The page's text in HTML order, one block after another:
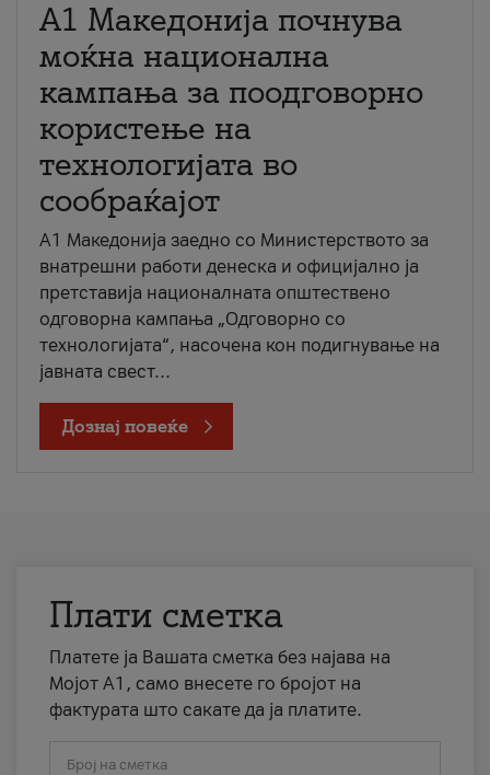
A1 Македонија почнува
моќна национална
кампања за поодговорно
користење на
технологијата во
сообраќајот
A1 Македонија заедно со Министерството за
внатрешни работи денеска и официјално ја
претставија националната општествено
одговорна кампања „Одговорно со
технологијата“, насочена кон подигнување на
јавната свест...
Дознај повеќе
Плати сметка
Платете ја Вашата сметка без најава на
Мојот А1, само внесете го бројот на
фактурата што сакате да ја платите.
Број на сметка